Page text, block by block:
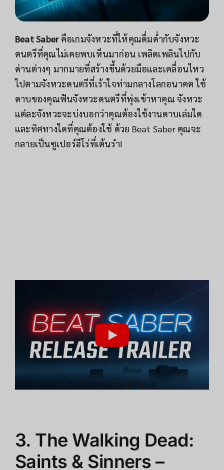
Beat Saberคือเกมจังหวะที่ให้คุณดื่มด่ำกับจังหวะ
ดนตรีที่คุณไม่เคยพบเห็นมาก่อน เพลิดเพลินไปกับ
ด่านต่างๆ มากมายที่สร้างขึ้นด้วยมือและเคลื่อนไหว
ไปตามจังหวะดนตรีที่เร้าใจท่ามกลางโลกอนาคต ใช้
ดาบของคุณฟันจังหวะดนตรีที่พุ่งเข้าหาคุณ จังหวะ
แต่ละจังหวะจะบ่งบอกว่าคุณต้องใช้งานดาบเล่มใด
และทิศทางใดที่คุณต้องใช้ ด้วย Beat Saber คุณจะ
กลายเป็นซูเปอร์ฮีโร่ที่เต้นรำ!
Cr. Beat Saber Official
3. The Walking Dead:
Saints & Sinners –